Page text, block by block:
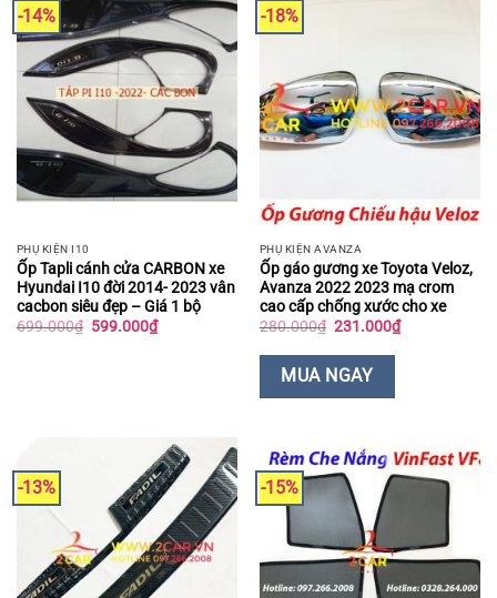
-14%
PHỤ KIỆN I10
Ốp Tapli cánh cửa CARBON xe
Hyundai I10 đời 2014- 2023 vân
cacbon siêu đẹp – Giá 1 bộ
699.000₫ Giá
599.000₫Giá
hiện
-18%
PHỤ KIỆN AVANZA
Ốp gáo gương xe Toyota Veloz,
Avanza 2022 2023 mạ crom
cao cấp chống xước cho xe
280.000₫ Giá
là:
280.000₫.
231.000₫Giá
hiện
MUA NGAY
-13% -15%